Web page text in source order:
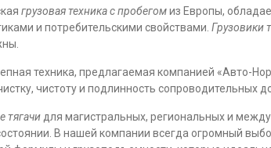
грузовая техника с пробегомиз Европы,
и потребительскими свойствами. Грузовики
техника, предлагаемая компанией «Авто-
чистоту и подлинность сопроводительных
тягачидля магистральных, региональных и
В нашей компании всегда огромный